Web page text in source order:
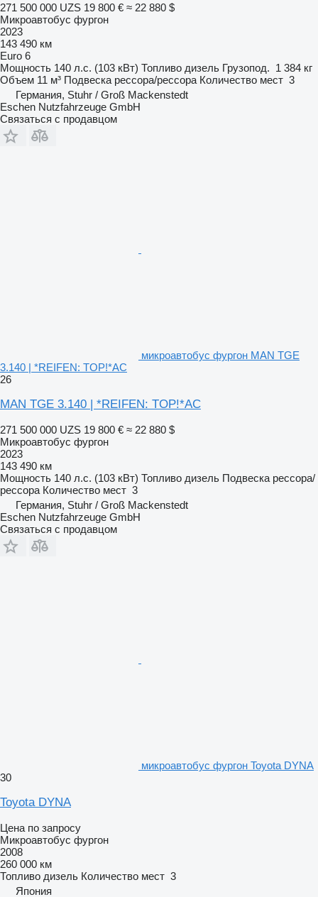
271 500 000 UZS 19 800 € ≈ 22 880 $
Микроавтобус фургон
2023
143 490 км
Euro 6
Мощность 140 л.с. (103 кВт) Топливо дизель Грузопод. 1 384 кг
Объем 11 м³ Подвеска рессора/рессора Количество мест 3
Германия, Stuhr / Groß Mackenstedt
Eschen Nutzfahrzeuge GmbH
Связаться с продавцом
микроавтобус фургон MAN TGE
3.140 | *REIFEN: TOP!*AC
26
MAN TGE 3.140 | *REIFEN: TOP!*AC
271 500 000 UZS 19 800 € ≈ 22 880 $
Микроавтобус фургон
2023
143 490 км
Мощность 140 л.с. (103 кВт) Топливо дизель Подвеска рессора/
рессора Количество мест 3
Германия, Stuhr / Groß Mackenstedt
Eschen Nutzfahrzeuge GmbH
Связаться с продавцом
микроавтобус фургон Toyota DYNA
30
Toyota DYNA
Цена по запросу
Микроавтобус фургон
2008
260 000 км
Топливо дизель Количество мест 3
Япония